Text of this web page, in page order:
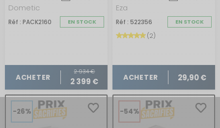
Dometic
Réf : PACK2160 EN STOCK
ACHETER
2 934 €
2 399 €
Eza
Réf : 522356 EN STOCK
(2)
ACHETER 29,90 €
-26% -54%